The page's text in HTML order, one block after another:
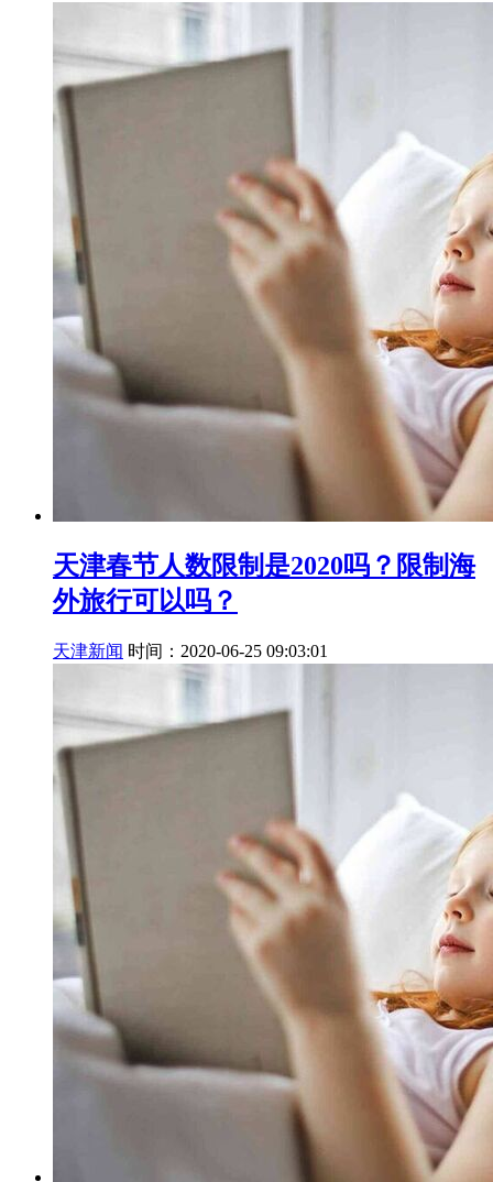
天津春节人数限制是2020吗？限制海
外旅行可以吗？
天津新闻 时间：2020-06-25 09:03:01